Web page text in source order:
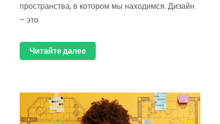
пространства, в котором мы находимся. Дизайн
– это
Читайте далее